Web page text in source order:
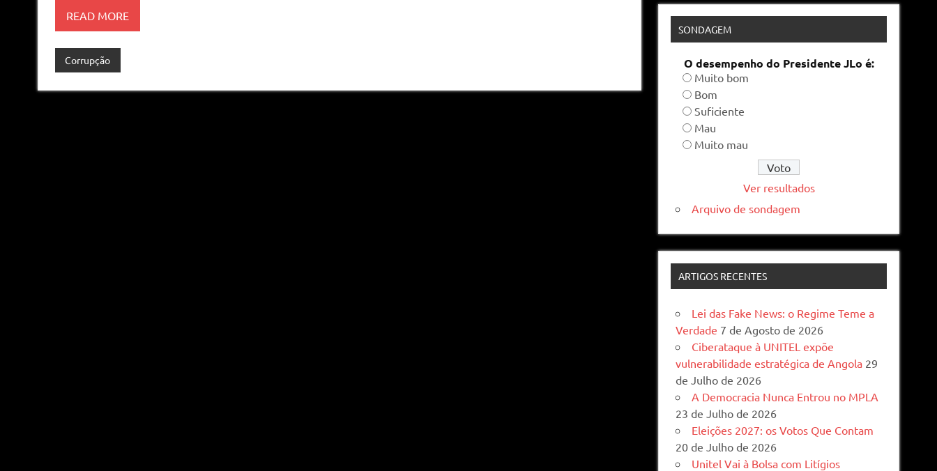
READ MORE
Corrupção
SONDAGEM
O desempenho do Presidente JLo é:
Muito bom
Bom
Suficiente
Mau
Muito mau
Ver resultados
Arquivo de sondagem
ARTIGOS RECENTES
Lei das Fake News: o Regime Teme a
Verdade 7 de Agosto de 2026
Ciberataque à UNITEL expõe
vulnerabilidade estratégica de Angola 29
de Julho de 2026
A Democracia Nunca Entrou no MPLA
23 de Julho de 2026
Eleições 2027: os Votos Que Contam
20 de Julho de 2026
Unitel Vai à Bolsa com Litígios